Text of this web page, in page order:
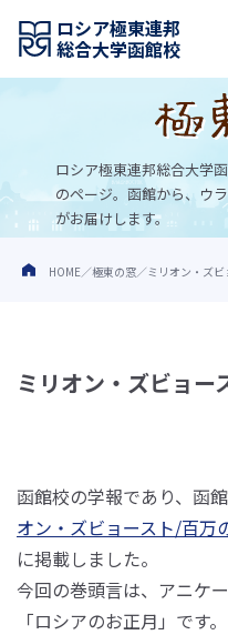
ロシア極東連邦
総合大学函館校
ロシア極東連邦総合大学
のページ。 函館から、ウ
がお届けします。
HOME 極東の窓 ミリオン・ズ
ミリオン・ズビョ
函館校の学報であり、函
オン・ズビョースト/百
に掲載しました。
今回の巻頭言は、アニケ
「ロシアのお正月」です